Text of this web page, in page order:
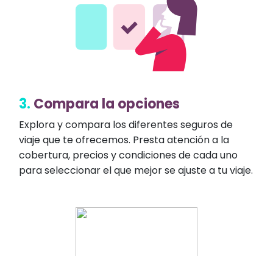
3. Compara la opciones
Explora y compara los diferentes seguros de
viaje que te ofrecemos. Presta atención a la
cobertura, precios y condiciones de cada uno
para seleccionar el que mejor se ajuste a tu viaje.